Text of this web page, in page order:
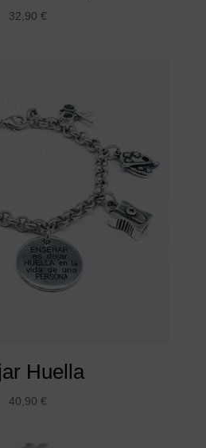
32,90 €
Huella
40,90 €